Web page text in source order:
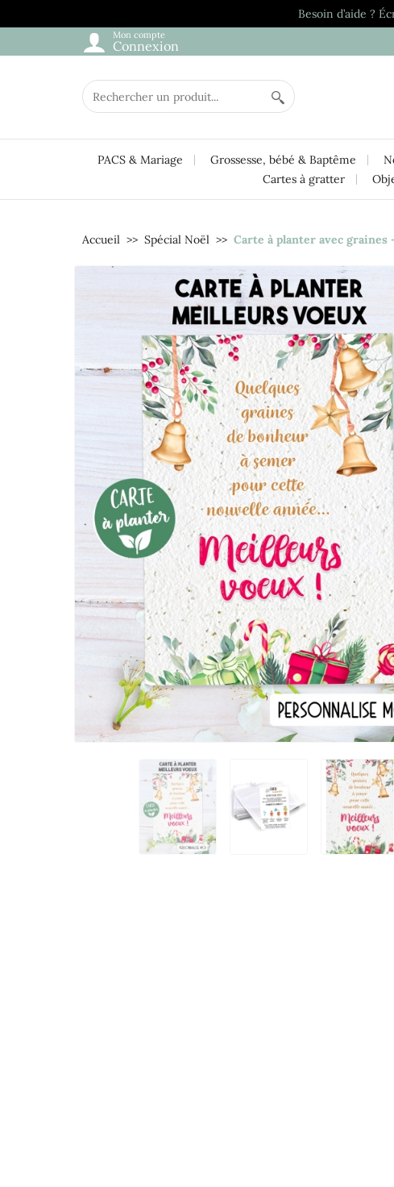
Besoin d’aide ?
Mon compte
Connexion
PACS & Mariage Grossesse, bébé & Baptême
Cartes à gratter
Accueil Spécial Noël Carte à planter avec graines